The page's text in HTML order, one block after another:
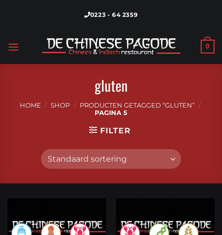
0223 - 64 2359
0
gluten
HOME / SHOP / PRODUCTEN GETAGGED “GLUTEN” /
PAGINA 5
FILTER